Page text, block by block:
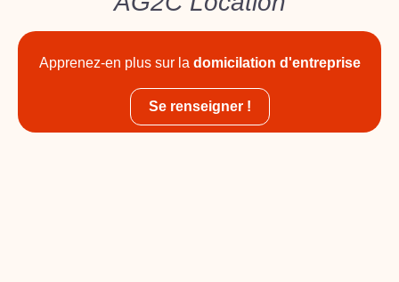
Apprenez-en plus sur la domicilation d'entreprise
Se renseigner !